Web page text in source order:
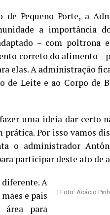
Pequeno Porte, a
a importância
– com poltrona
correto do alimento –
elas. A administração
de Leite e ao Corpo de
uma ideia dar certo
prática. Por isso vamos
o administrador
participar deste ato de
| Foto: Acácio
A
e pais
para